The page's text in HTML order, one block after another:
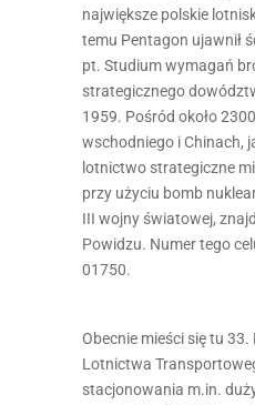
największe polskie
temu Pentagon ujawnił
pt. Studium wymagań
strategicznego
1959. Pośród około
wschodniego i Chinach,
lotnictwo strategiczne
przy użyciu bomb
III wojny światowej,
Powidzu. Numer tego
01750.
Obecnie mieści się tu
Lotnictwa
stacjonowania m.in.